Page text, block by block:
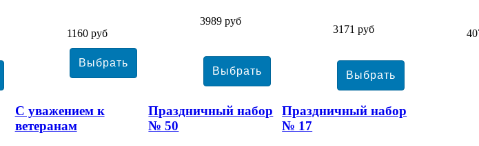
1160 руб
3989 руб
3171 руб
С уважением к
ветеранам
Праздничный набор
№ 50
Праздничный набор
№ 17